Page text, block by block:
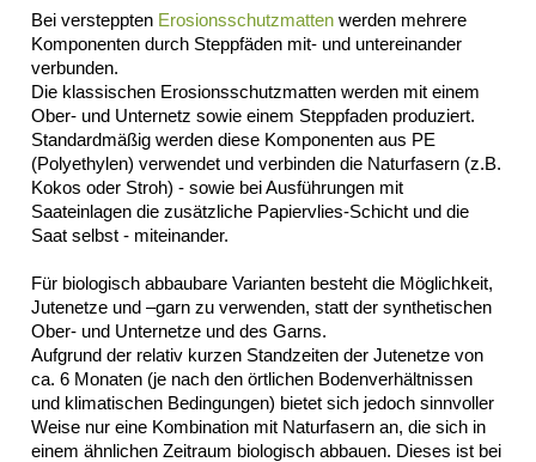
Suche
MENÜ
SCHLIESSEN
BesFix©
BesLift©
BesTec®
Steinmatratze
Steinwalzen
Rollkiesmatte
Vegetatives
Deckwerk
Impressum
Datenschutz
Suche
MENÜ
SCHLIESSEN
Bei versteppten Erosionsschutzmatten werden mehrere
Komponenten durch Steppfäden mit- und untereinander
verbunden.
Die klassischen Erosionsschutzmatten werden mit einem
Ober- und Unternetz sowie einem Steppfaden produziert.
Standardmäßig werden diese Komponenten aus PE
(Polyethylen) verwendet und verbinden die Naturfasern (z.B.
Kokos oder Stroh) - sowie bei Ausführungen mit
Saateinlagen die zusätzliche Papiervlies-Schicht und die
Saat selbst - miteinander.
Für biologisch abbaubare Varianten besteht die Möglichkeit,
Jutenetze und –garn zu verwenden, statt der synthetischen
Ober- und Unternetze und des Garns.
Aufgrund der relativ kurzen Standzeiten der Jutenetze von
ca. 6 Monaten (je nach den örtlichen Bodenverhältnissen
und klimatischen Bedingungen) bietet sich jedoch sinnvoller
Weise nur eine Kombination mit Naturfasern an, die sich in
einem ähnlichen Zeitraum biologisch abbauen. Dieses ist bei